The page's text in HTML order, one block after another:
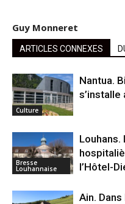
Guy Monneret
ARTICLES CONNEXES
Culture
Nantua.
s’installe
Bresse
Louhannaise
l’Hôtel-
Ain.